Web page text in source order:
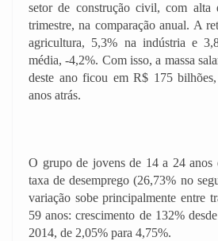
setor de construção civil, com alta
trimestre, na comparação anual. A
agricultura, 5,3% na indústria e
média, -4,2%. Com isso, a massa
deste ano ficou em R$ 175
anos atrás.
O grupo de jovens de 14 a 24 anos
taxa de desemprego (26,73% no
variação sobe principalmente entre
59 anos: crescimento de 132%
2014, de 2,05% para 4,75%.